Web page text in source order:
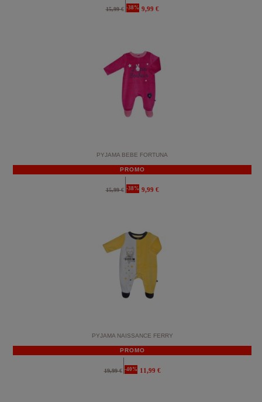
15,99 € -38% 9,99 €
PYJAMA BEBE FORTUNA
PROMO
15,99 € -38% 9,99 €
PYJAMA NAISSANCE FERRY
PROMO
19,99 € -40% 11,99 €